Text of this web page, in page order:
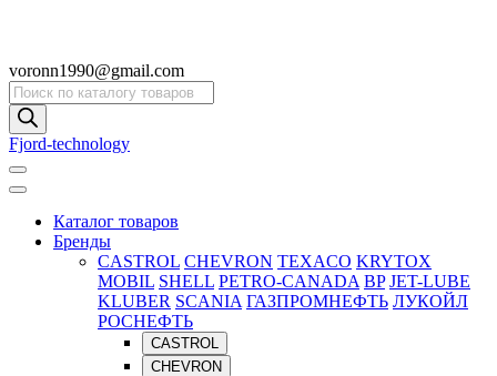
voronn1990@gmail.com
Поиск
товаров
Fjord-technology
Каталог товаров
Бренды
CASTROL CHEVRON TEXACO KRYTOX
MOBIL SHELL PETRO-CANADA BP JET-LUBE
KLUBER SCANIA ГАЗПРОМНЕФТЬ ЛУКОЙЛ
РОСНЕФТЬ
CASTROL
CHEVRON